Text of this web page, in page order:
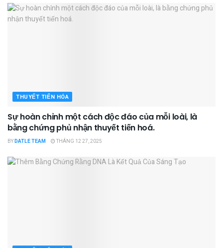
THUYẾT TIẾN HÓA
Sự hoàn chỉnh một cách độc đáo của mỗi loài, là
bằng chứng phủ nhận thuyết tiến hoá.
BYDATLE TEAM THÁNG 12 27, 2025